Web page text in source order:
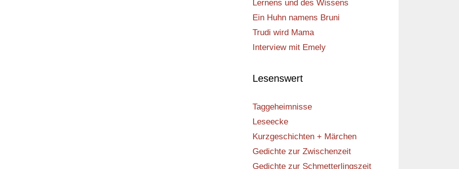
Lernens und des Wissens
Ein Huhn namens Bruni
Trudi wird Mama
Interview mit Emely
Lesenswert
Taggeheimnisse
Leseecke
Kurzgeschichten + Märchen
Gedichte zur Zwischenzeit
Gedichte zur Schmetterlingszeit